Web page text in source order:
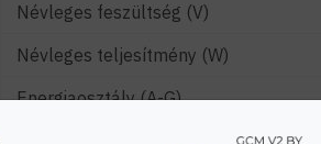
Névleges feszültség (V)
Névleges teljesítmény (W)
Energiaosztály (A-G)